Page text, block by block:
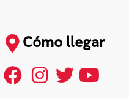
Cómo llegar